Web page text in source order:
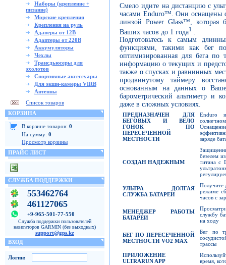
Наборы (крепление +
питание)
Морские крепления
Крепления на руль
Адаперы от 12В
Адаптеры от 220В
Аккумуляторы
Чехлы
Трансдьюсеры для
эхолотов
Спортивные аксессуары
Для экшн-камеры VIRB
Антенны
Список товаров
КОРЗИНА
В корзине товаров: 0
На сумму: 0
Просмотр корзины
ПРАЙС ЛИСТ
СЛУЖБА ПОДДЕРЖКИ
553462764
461127065
+9-965-501-77-550
Служба поддержки пользователей
навигаторов GARMIN (без выходных)
support@gps.kz
ВХОД
Логин:
Смело идите на дистанцию с
часами Enduro™. Они оснащены
линзой Power Glass™, которая
Ваших часов до 1 года1
Подготовьтесь к самым
функциями, такими как бег
оптимизированная для бега по
информацию о текущих и
также о спусках и равнинных
продвинутому таймеру
основанным на данных о
барометрический альтиметр и
даже в сложных условиях.
ПРЕДНАЗНАЧЕН ДЛЯ
БЕГОВЫХ И ВЕЛО
ГОНОК ПО
ПЕРЕСЕЧЕННОЙ
МЕСТНОСТИ
Enduro
заряде
СОЗДАН НАДЕЖНЫМ
безелем
титана с
УЛЬТРА ДОЛГАЯ
СЛУЖБА БАТАРЕИ
Получите
режиме
часов с
МЕНЕДЖЕР РАБОТЫ
БАТАРЕИ
службу
на ходу
БЕГ ПО ПЕРЕСЕЧЕННОЙ
МЕСТНОСТИ VO2 MAX
Бег по
трассы
ПРИЛОЖЕНИЕ
ULTRARUN APP
время,